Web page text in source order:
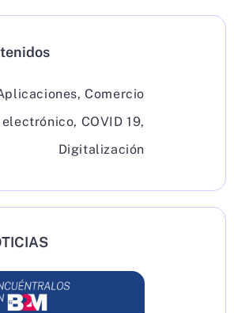
, Comercio
electrónico, COVID 19,
Digitalización